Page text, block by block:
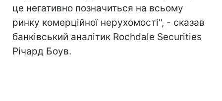
це негативно позначиться на всьому
ринку комерційної нерухомості", - сказав
банківський аналітик Rochdale Securities
Річард Боув.